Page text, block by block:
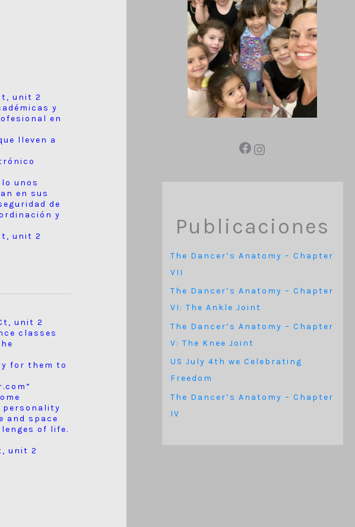
unit 2
y
en
lleven a
unos
en sus
de
y
unit 2
unit 2
classes
for them to
and space
of life.
unit 2
Publicaciones
The Dancer’s Anatomy – Chapter
VII
The Dancer’s Anatomy – Chapter
VI: The Ankle Joint
The Dancer’s Anatomy – Chapter
V: The Knee Joint
US July 4th we Celebrating
Freedom
The Dancer’s Anatomy – Chapter
IV